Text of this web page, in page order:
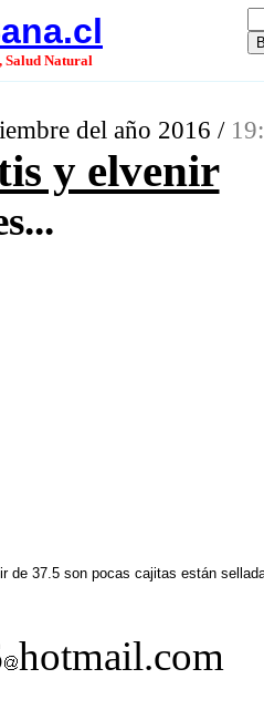
Salud Natural
del año 2016 /
y elvenir
de 37.5 son pocas cajitas están
hotmail.com